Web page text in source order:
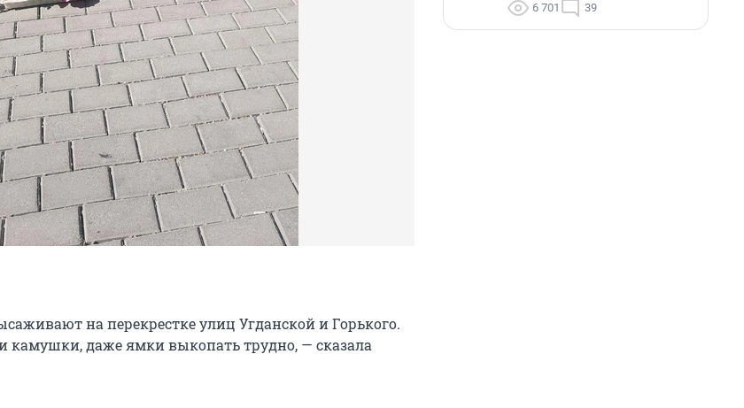
на перекрестке улиц Угданской и Горького.
камушки, даже ямки выкопать трудно, — сказала
6 701 39